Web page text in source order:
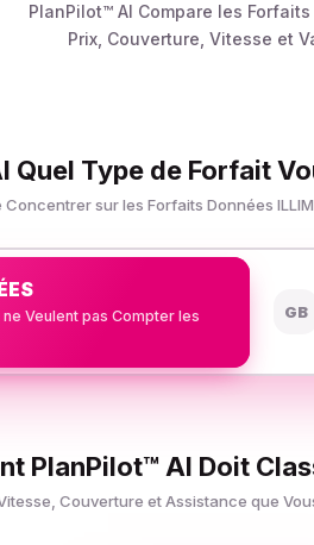
PlanPilot™ AI Compare les
Prix, Couverture, Vitesse et
Quel Type de Forfait
sur les Forfaits Données
Veulent pas Compter les
GB
PlanPilot™ AI Doit
Couverture et Assistance que